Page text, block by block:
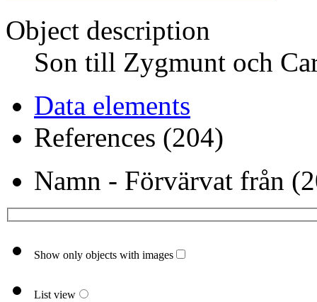
Object description
Son till Zygmunt och
Data elements
References (204)
Namn - Förvärvat från
Show only objects with images
List view